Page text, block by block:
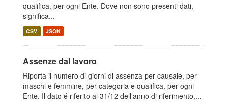
qualifica, per ogni Ente. Dove non sono presenti dati,
significa...
CSV JSON
Assenze dal lavoro
Riporta il numero di giorni di assenza per causale, per
maschi e femmine, per categoria e qualifica, per ogni
Ente. Il dato é riferito al 31/12 dell'anno di riferimento,...